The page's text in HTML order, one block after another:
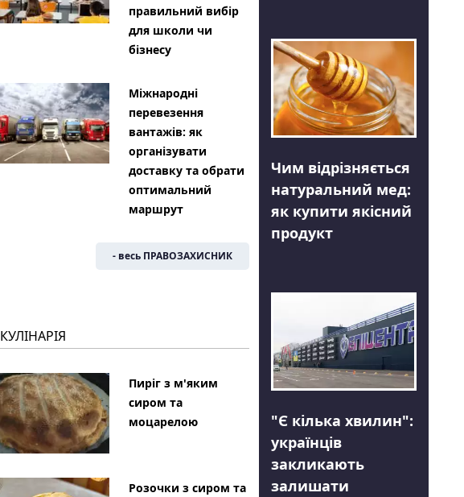
правильний вибір
для школи чи
бізнесу
Міжнародні
перевезення
вантажів: як
організувати
доставку та обрати
оптимальний
маршрут
- весь ПРАВОЗАХИСНИК
КУЛІНАРІЯ
Пиріг з м'яким
сиром та
моцарелою
Розочки з сиром та
Чим відрізняється
натуральний мед:
як купити якісний
продукт
"Є кілька хвилин":
українців
закликають
залишати